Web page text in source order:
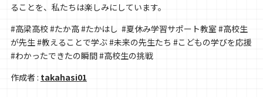
ることを、私たちは楽しみにしています。
#高梁高校 #たか高 #たかはし #夏休み学習サポート教室 #高校生
が先生 #教えることで学ぶ #未来の先生たち #こどもの学びを応援
#わかったできたの瞬間 #高校生の挑戦
作成者 : takahasi01